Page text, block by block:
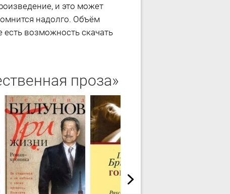
и это может
надолго. Объём
есть возможность скачать
проза»